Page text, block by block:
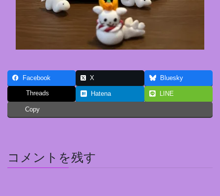
Facebook X Bluesky
Threads Hatena LINE
Copy
コメントを残す